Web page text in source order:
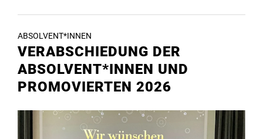
ABSOLVENT*INNEN
VERABSCHIEDUNG DER
ABSOLVENT*INNEN UND
PROMOVIERTEN 2026